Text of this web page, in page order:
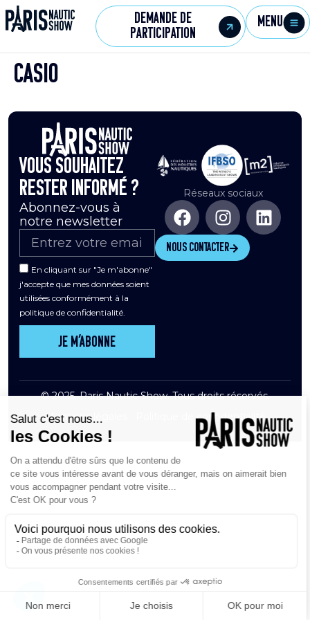
Demande de
participation
Menu
Casio
Vous souhaitez
rester informé ?
Abonnez-vous à
notre newsletter
En cliquant sur "Je m'abonne"
j'accepte que mes données soient
utilisées conformément à la
politique de confidentialité.
Je m’abonne
Réseaux sociaux
Nous contacter
© 2025, Paris Nautic Show. Tous droits réservés.
Mentions légales
Politique de confidentialité